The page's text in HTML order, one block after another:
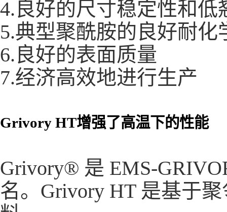
4.良好的尺寸稳定性和低
5.典型聚酰胺的良好耐化
6.良好的表面质量
7.经济高效地进行生产
Grivory HT增强了高温下的性能
Grivory® 是 EMS-
名。Grivory HT 是基于